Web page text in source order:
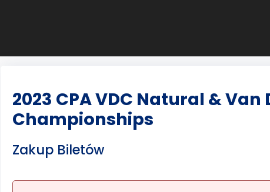
2023 CPA VDC Natural &
Championships
Zakup Biletów